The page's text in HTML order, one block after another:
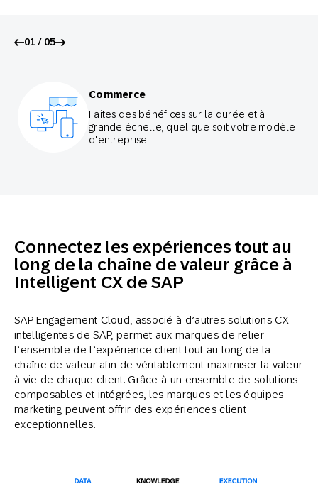
01 / 05
Commerce
Faites des bénéfices sur la durée et à
grande échelle, quel que soit votre modèle
d'entreprise
Connectez les expériences tout au
long de la chaîne de valeur grâce à
Intelligent CX de SAP
SAP Engagement Cloud, associé à d’autres solutions CX
intelligentes de SAP, permet aux marques de relier
l’ensemble de l’expérience client tout au long de la
chaîne de valeur afin de véritablement maximiser la valeur
à vie de chaque client. Grâce à un ensemble de solutions
composables et intégrées, les marques et les équipes
marketing peuvent offrir des expériences client
exceptionnelles.